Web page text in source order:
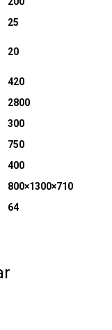
25
20
420
2800
300
750
400
800×1300×710
64